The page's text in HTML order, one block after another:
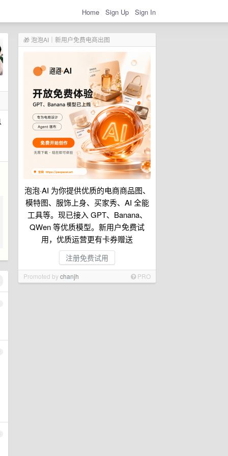
Home Sign Up Sign In
🎁 泡泡AI｜新用户免费电商出图
泡泡·AI 为你提供优质的电商商品图、
模特图、服饰上身、买家秀、AI 全能
工具等。现已接入 GPT、Banana、
QWen 等优质模型。新用户免费试
用，优质运营更有卡券赠送
注册免费试用
Promoted bychanjh PRO